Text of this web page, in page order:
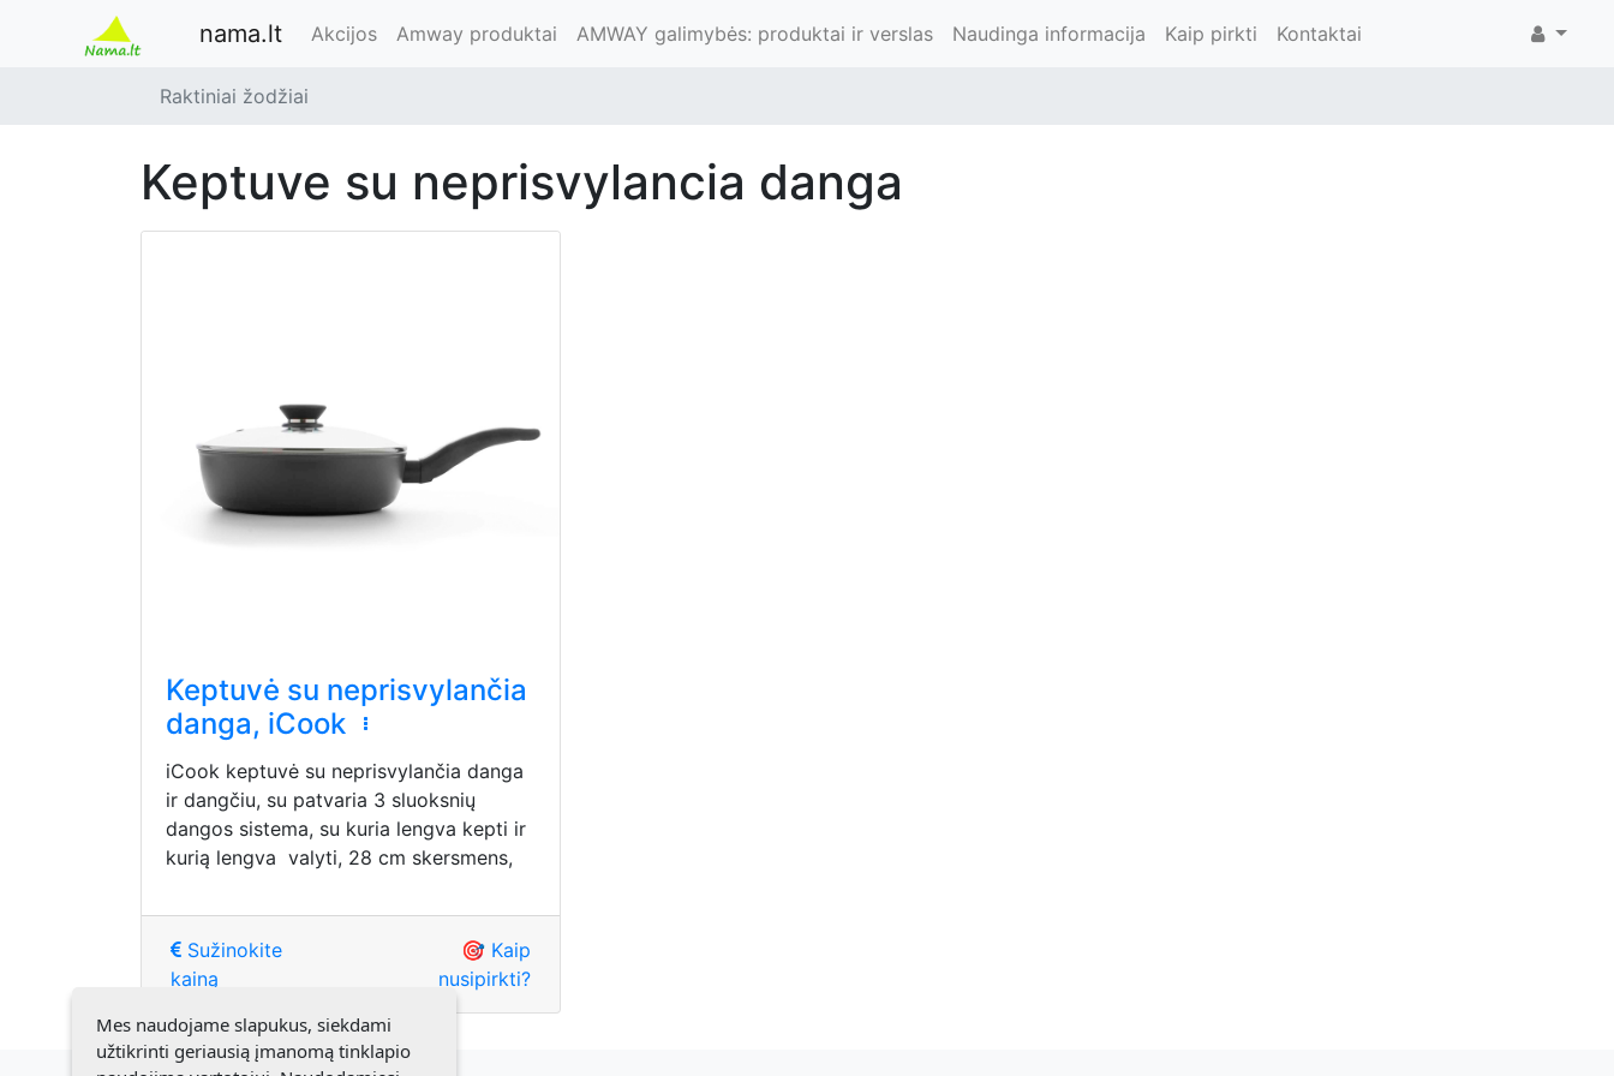
nama.lt Akcijos Amway produktai AMWAY galimybės: produktai ir verslas Naudinga informacija Kaip pirkti Kontaktai
Raktiniai žodžiai
keptuve su neprisvylancia danga
Keptuvė su neprisvylančia
danga, iCook
iCook keptuvė su neprisvylančia danga
ir dangčiu, su patvaria 3 sluoksnių
dangos sistema, su kuria lengva kepti ir
kurią lengva valyti, 28 cm skersmens,
Sužinokite
kainą
🎯 Kaip
nusipirkti?
Mes naudojame slapukus, siekdami
užtikrinti geriausią įmanomą tinklapio